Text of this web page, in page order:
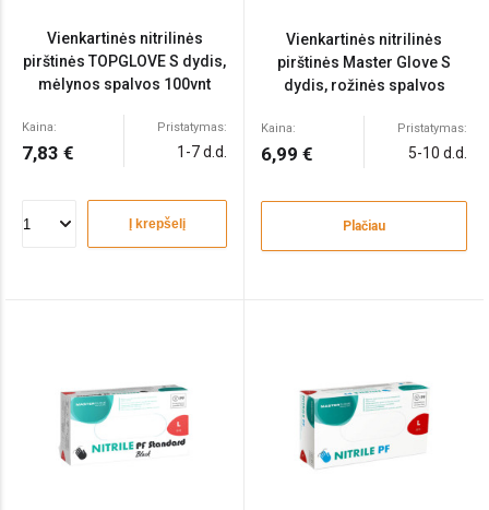
Vienkartinės nitrilinės
pirštinės TOPGLOVE S dydis,
mėlynos spalvos 100vnt
Kaina:
7,83 €
Pristatymas:
1-7 d.d.
Į krepšelį
Vienkartinės nitrilinės
pirštinės Master Glove S
dydis, rožinės spalvos
Kaina:
6,99 €
Pristatymas:
5-10 d.d.
Plačiau